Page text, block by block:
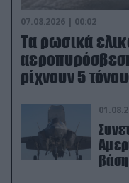
07.08.2026 | 00:02
Τα ρωσικά
ρίχνουν 5